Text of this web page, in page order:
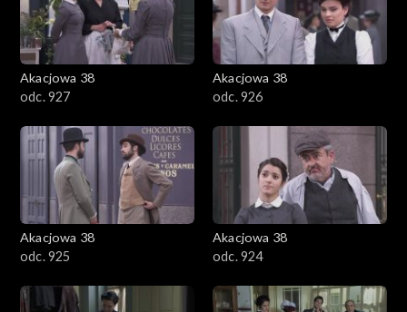
Akacjowa 38
odc. 927
Akacjowa 38
odc. 926
Akacjowa 38
odc. 925
Akacjowa 38
odc. 924